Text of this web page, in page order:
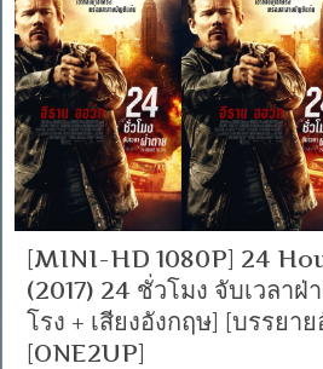
[MINI-HD 1080P] 24
(2017) 24 ชั่วโมง จับเวลาฝ่
โรง + เสียงอังกฤษ] [บรรยา
[ONE2UP]